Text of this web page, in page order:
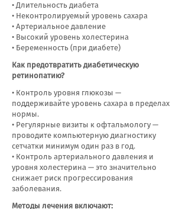
• Длительность диабета
• Неконтролируемый уровень сахара
• Артериальное давление
• Высокий уровень холестерина
• Беременность (при диабете)
Как предотвратить диабетическую
ретинопатию?
• Контроль уровня глюкозы —
поддерживайте уровень сахара в пределах
нормы.
• Регулярные визиты к офтальмологу —
проводите компьютерную диагностику
сетчатки минимум один раз в год.
• Контроль артериального давления и
уровня холестерина — это значительно
снижает риск прогрессирования
заболевания.
Методы лечения включают: